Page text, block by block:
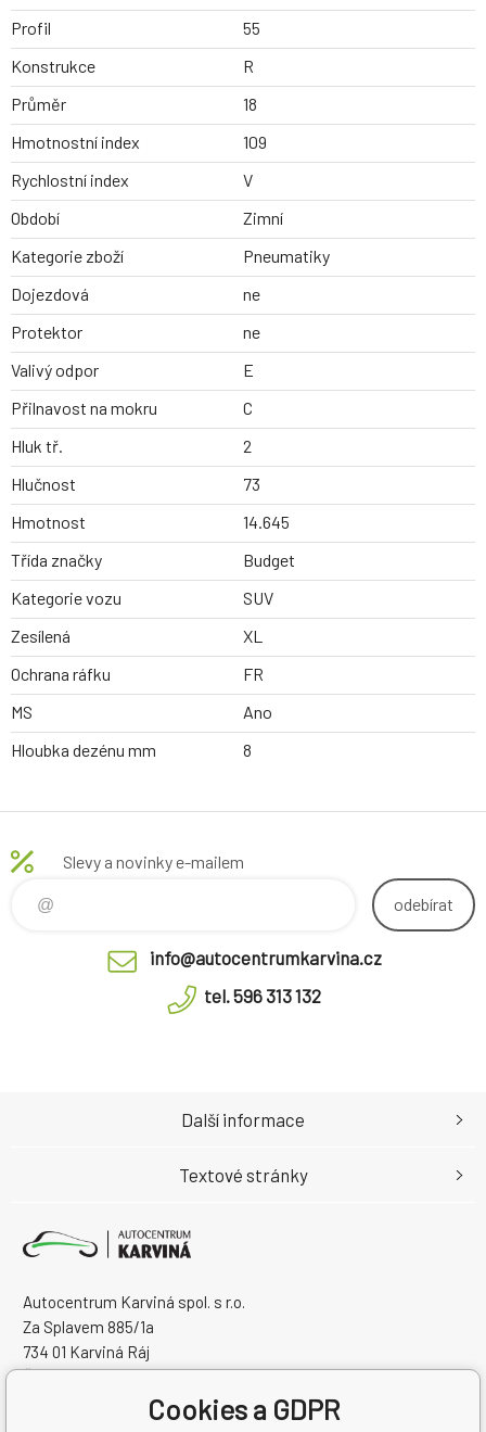
Profil
55
Konstrukce
R
Průměr
18
Hmotnostní index
109
Rychlostní index
V
Období
Zimní
Kategorie zboží
Pneumatiky
Dojezdová
ne
Protektor
ne
Valivý odpor
E
Přilnavost na mokru
C
Hluk tř.
2
Hlučnost
73
Hmotnost
14.645
Třída značky
Budget
Kategorie vozu
SUV
Zesílená
XL
Ochrana ráfku
FR
MS
Ano
Hloubka dezénu mm
8
Slevy a novinky e-mailem
odebírat
info@autocentrumkarvina.cz
tel. 596 313 132
Autocentrum Karviná spol. s r.o.
Za Splavem 885/1a
734 01 Karviná Ráj
Česká Republika
Další informace
Textové stránky
Cookies a GDPR